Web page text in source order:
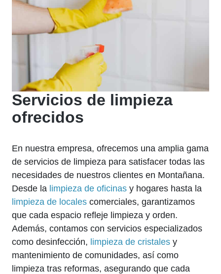
Servicios de limpieza
ofrecidos
En nuestra empresa, ofrecemos una amplia gama
de servicios de limpieza para satisfacer todas las
necesidades de nuestros clientes en Montañana.
Desde la limpieza de oficinas y hogares hasta la
limpieza de locales comerciales, garantizamos
que cada espacio refleje limpieza y orden.
Además, contamos con servicios especializados
como desinfección, limpieza de cristales y
mantenimiento de comunidades, así como
limpieza tras reformas, asegurando que cada